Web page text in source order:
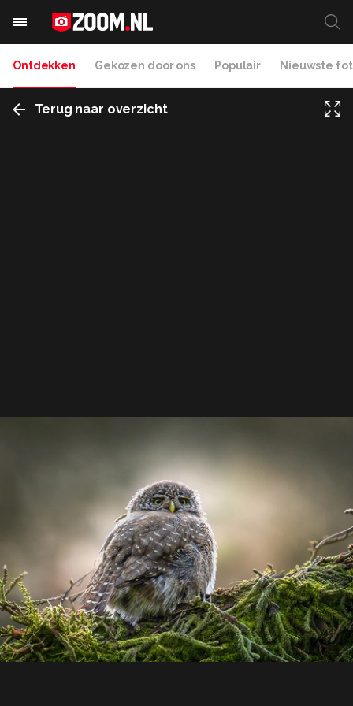
Ontdekken Gekozen door ons Populair Nieuwste
Terug naar overzicht